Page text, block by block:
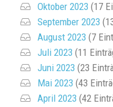
Oktober 2023 (17
September 2023
August 2023 (7
Juli 2023 (11
Juni 2023 (23
Mai 2023 (43
April 2023 (42